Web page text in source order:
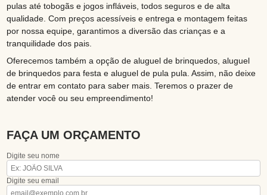
pulas até tobogãs e jogos infláveis, todos seguros e de alta
qualidade. Com preços acessíveis e entrega e montagem feitas
por nossa equipe, garantimos a diversão das crianças e a
tranquilidade dos pais.
Oferecemos também a opção de aluguel de brinquedos, aluguel
de brinquedos para festa e aluguel de pula pula. Assim, não deixe
de entrar em contato para saber mais. Teremos o prazer de
atender você ou seu empreendimento!
FAÇA UM ORÇAMENTO
Digite seu nome
Digite seu email